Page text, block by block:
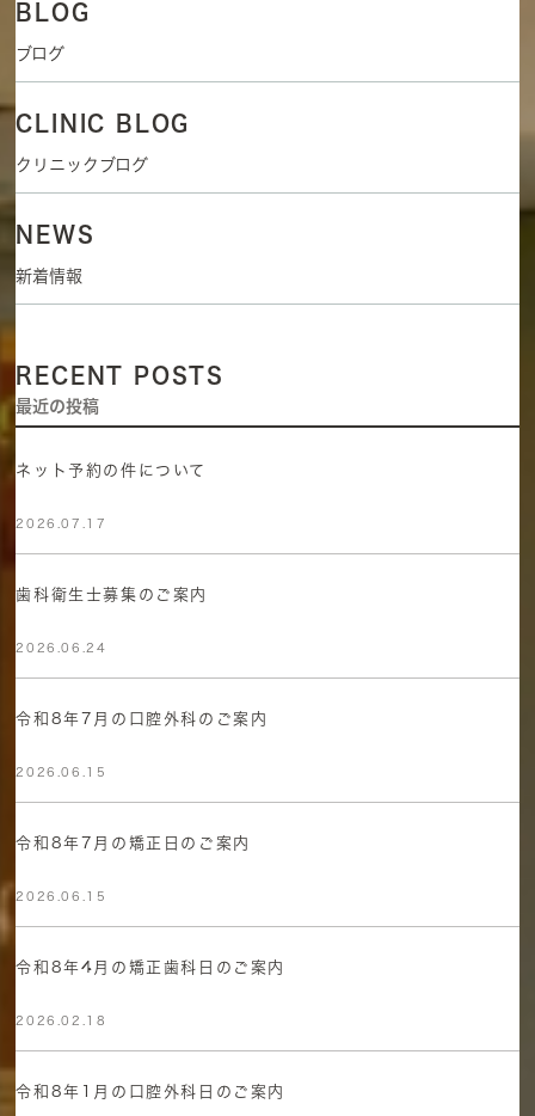
BLOG
ブログ
CLINIC BLOG
クリニックブログ
NEWS
新着情報
RECENT POSTS
最近の投稿
ネット予約の件について
2026.07.17
歯科衛生士募集のご案内
2026.06.24
令和8年7月の口腔外科のご案内
2026.06.15
令和8年7月の矯正日のご案内
2026.06.15
令和8年4月の矯正歯科日のご案内
2026.02.18
令和8年1月の口腔外科日のご案内